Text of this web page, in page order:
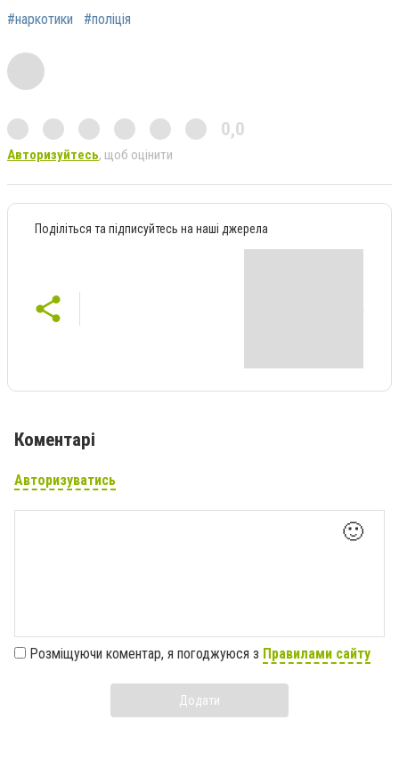
#наркотики #поліція
0,0
Авторизуйтесь, щоб оцінити
Поділіться та підписуйтесь на наші джерела
Коментарі
Авторизуватись
🙂
Розміщуючи коментар, я погоджуюся з Правилами сайту
Додати